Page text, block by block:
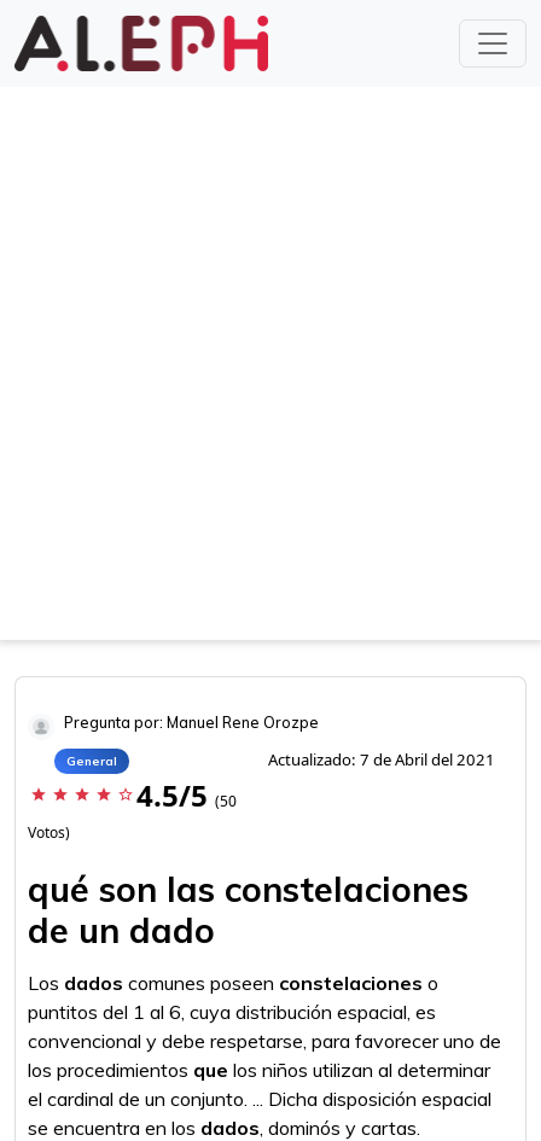
Pregunta por: Manuel Rene Orozpe
General Actualizado: 7 de Abril del 2021
star star star star star_border 4.5/5 (50
Votos)
qué son las constelaciones
de un dado
Los dados comunes poseen constelaciones o
puntitos del 1 al 6, cuya distribución espacial, es
convencional y debe respetarse, para favorecer uno de
los procedimientos que los niños utilizan al determinar
el cardinal de un conjunto. ... Dicha disposición espacial
se encuentra en los dados, dominós y cartas.